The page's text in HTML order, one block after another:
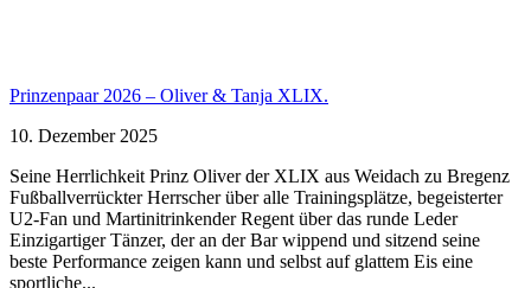
Prinzenpaar 2026 – Oliver & Tanja XLIX.
10. Dezember 2025
Seine Herrlichkeit Prinz Oliver der XLIX aus Weidach zu Bregenz
Fußballverrückter Herrscher über alle Trainingsplätze, begeisterter
U2-Fan und Martinitrinkender Regent über das runde Leder
Einzigartiger Tänzer, der an der Bar wippend und sitzend seine
beste Performance zeigen kann und selbst auf glattem Eis eine
sportliche...